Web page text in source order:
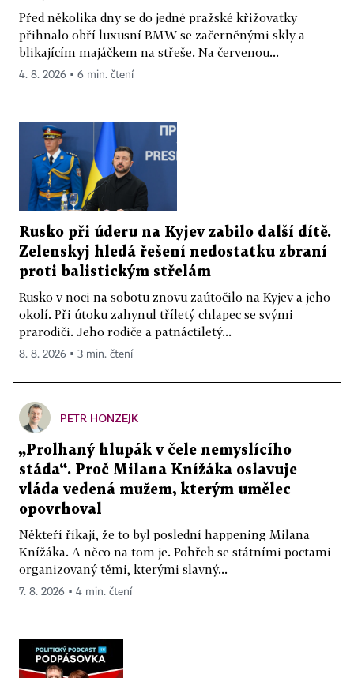
Před několika dny se do jedné pražské křižovatky
přihnalo obří luxusní BMW se začerněnými skly a
blikajícím majáčkem na střeše. Na červenou...
4. 8. 2026 ▪ 6 min. čtení
Rusko při úderu na Kyjev zabilo další dítě.
Zelenskyj hledá řešení nedostatku zbraní
proti balistickým střelám
Rusko v noci na sobotu znovu zaútočilo na Kyjev a jeho
okolí. Při útoku zahynul tříletý chlapec se svými
prarodiči. Jeho rodiče a patnáctiletý...
8. 8. 2026 ▪ 3 min. čtení
PETR HONZEJK
„Prolhaný hlupák v čele nemyslícího
stáda“. Proč Milana Knížáka oslavuje
vláda vedená mužem, kterým umělec
opovrhoval
Někteří říkají, že to byl poslední happening Milana
Knížáka. A něco na tom je. Pohřeb se státními poctami
organizovaný těmi, kterými slavný...
7. 8. 2026 ▪ 4 min. čtení